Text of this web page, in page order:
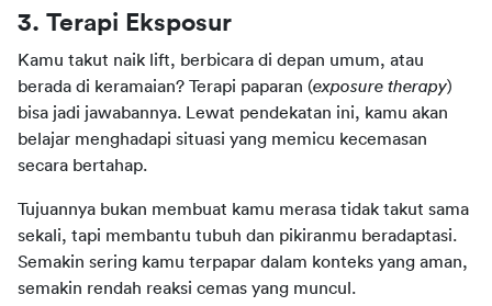
3. Terapi Eksposur
Kamu takut naik lift, berbicara di depan umum, atau
berada di keramaian? Terapi paparan (exposure therapy)
bisa jadi jawabannya. Lewat pendekatan ini, kamu akan
belajar menghadapi situasi yang memicu kecemasan
secara bertahap.
Tujuannya bukan membuat kamu merasa tidak takut sama
sekali, tapi membantu tubuh dan pikiranmu beradaptasi.
Semakin sering kamu terpapar dalam konteks yang aman,
semakin rendah reaksi cemas yang muncul.